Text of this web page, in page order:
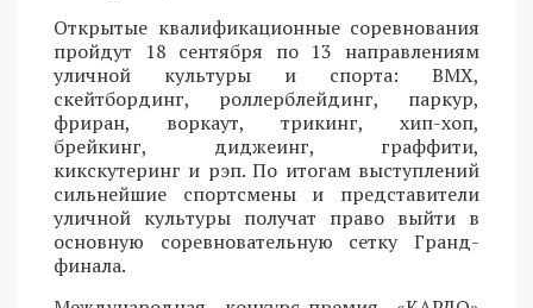
Открытые квалификационные соревнования
пройдут 18 сентября по 13 направлениям
уличной культуры и спорта: BMX,
скейтбординг, роллерблейдинг, паркур,
фриран, воркаут, трикинг, хип-хоп,
брейкинг, диджеинг, граффити,
кикскутеринг и рэп. По итогам выступлений
сильнейшие спортсмены и представители
уличной культуры получат право выйти в
основную соревновательную сетку Гранд-
финала.